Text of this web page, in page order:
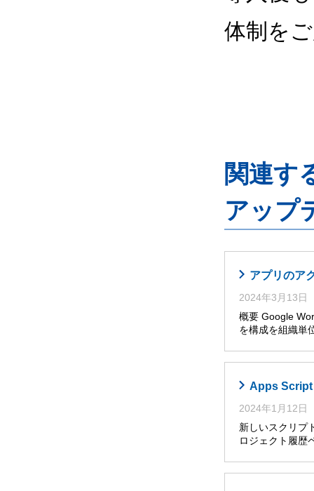
体制を
関連す
アップ
アプリのア
2024年3月13日
概要 Google
を構成を組織単
Apps Script
2024年1月12日
新しいスクリプ
ロジェクト履歴